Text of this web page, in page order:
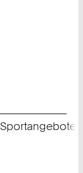
Sportangebote